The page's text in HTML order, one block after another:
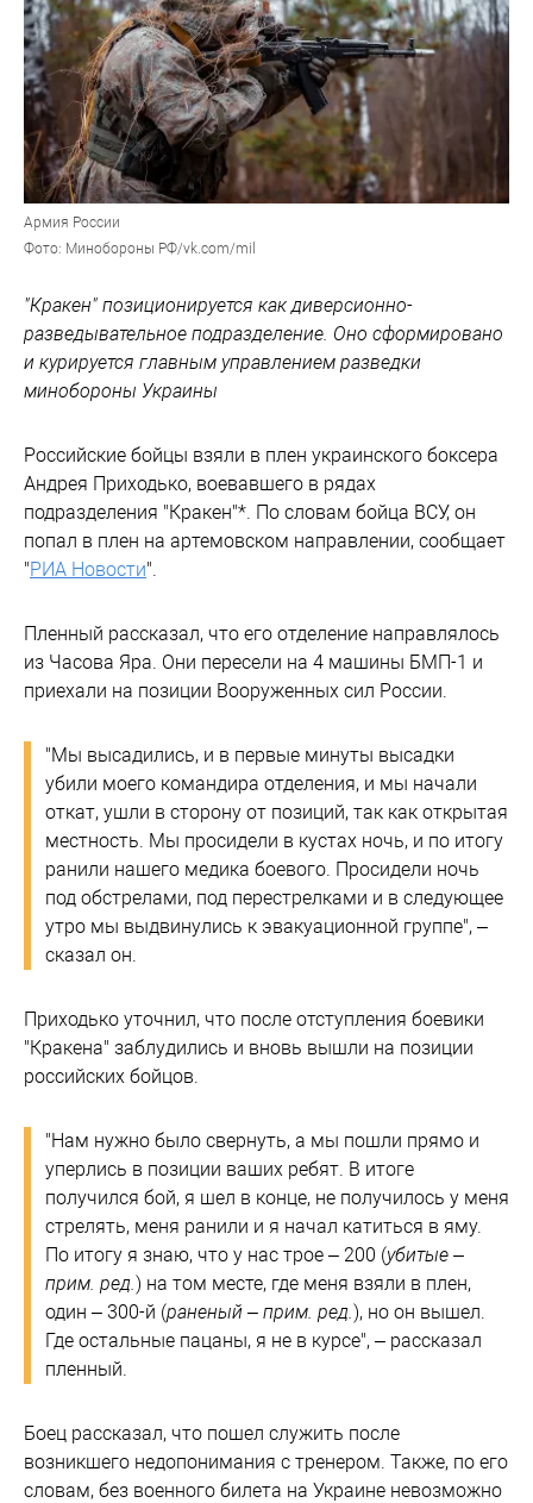
Армия России
Фото: Минобороны РФ/vk.com/mil
"Кракен" позиционируется как диверсионно-
разведывательное подразделение. Оно сформировано
и курируется главным управлением разведки
минобороны Украины
Российские бойцы взяли в плен украинского боксера
Андрея Приходько, воевавшего в рядах
подразделения "Кракен"*. По словам бойца ВСУ, он
попал в плен на артемовском направлении, сообщает
"РИА Новости".
Пленный рассказал, что его отделение направлялось
из Часова Яра. Они пересели на 4 машины БМП-1 и
приехали на позиции Вооруженных сил России.
"Мы высадились, и в первые минуты высадки
убили моего командира отделения, и мы начали
откат, ушли в сторону от позиций, так как открытая
местность. Мы просидели в кустах ночь, и по итогу
ранили нашего медика боевого. Просидели ночь
под обстрелами, под перестрелками и в следующее
утро мы выдвинулись к эвакуационной группе", –
сказал он.
Приходько уточнил, что после отступления боевики
"Кракена" заблудились и вновь вышли на позиции
российских бойцов.
"Нам нужно было свернуть, а мы пошли прямо и
уперлись в позиции ваших ребят. В итоге
получился бой, я шел в конце, не получилось у меня
стрелять, меня ранили и я начал катиться в яму.
По итогу я знаю, что у нас трое – 200 (убитые –
прим. ред. ) на том месте, где меня взяли в плен,
один – 300-й (раненый – прим. ред. ), но он вышел.
Где остальные пацаны, я не в курсе", – рассказал
пленный.
Боец рассказал, что пошел служить после
возникшего недопонимания с тренером. Также, по его
словам, без военного билета на Украине невозможно